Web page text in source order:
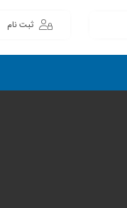
ثبت نام